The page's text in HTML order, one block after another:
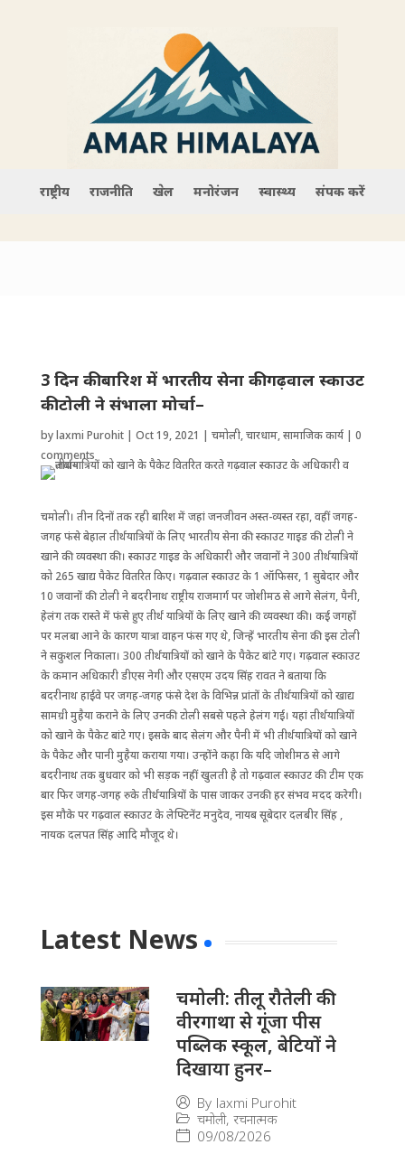
राष्ट्रीय राजनीति खेल मनोरंजन स्वास्थ्य संपर्क करें
3 दिन की बारिश में भारतीय सेना की गढ़वाल स्काउट
की टोली ने संभाला मोर्चा–
bylaxmi Purohit| Oct 19, 2021 | चमोली,चारधाम,सामाजिक कार्य| 0
comments
चमोली। तीन दिनों तक रही बारिश में जहां जनजीवन अस्त-व्यस्त रहा, वहीं जगह-
जगह फंसे बेहाल तीर्थयात्रियों के लिए भारतीय सेना की स्काउट गाइड की टोली ने
खाने की व्यवस्था की। स्काउट गाइड के अधिकारी और जवानों ने 300 तीर्थयात्रियों
को 265 खाद्य पैकेट वितरित किए। गढ़वाल स्काउट के 1 ऑफिसर, 1 सुबेदार और
10 जवानों की टोली ने बदरीनाथ राष्ट्रीय राजमार्ग पर जोशीमठ से आगे सेलंग, पैनी,
हेलंग तक रास्ते में फंसे हुए तीर्थ यात्रियों के लिए खाने की व्यवस्था की। कई जगहों
पर मलबा आने के कारण यात्रा वाहन फंस गए थे, जिन्हें भारतीय सेना की इस टोली
ने सकुशल निकाला। 300 तीर्थयात्रियों को खाने के पैकेट बांटे गए। गढ़वाल स्काउट
के कमान अधिकारी डीएस नेगी और एसएम उदय सिंह रावत ने बताया कि
बदरीनाथ हाईवे पर जगह-जगह फंसे देश के विभिन्न प्रांतों के तीर्थयात्रियों को खाद्य
सामग्री मुहैया कराने के लिए उनकी टोली सबसे पहले हेलंग गई। यहां तीर्थयात्रियों
को खाने के पैकेट बांटे गए। इसके बाद सेलंग और पैनी में भी तीर्थयात्रियों को खाने
के पैकेट और पानी मुहैया कराया गया। उन्होंने कहा कि यदि जोशीमठ से आगे
बदरीनाथ तक बुधवार को भी सड़क नहीं खुलती है तो गढ़वाल स्काउट की टीम एक
बार फिर जगह-जगह रुके तीर्थयात्रियों के पास जाकर उनकी हर संभव मदद करेगी।
इस मौके पर गढ़वाल स्काउट के लेफ्टिनेंट मनुदेव, नायब सूबेदार दलबीर सिंह ,
नायक दलपत सिंह आदि मौजूद थे।
Latest News
चमोली: तीलू रौतेली की
वीरगाथा से गूंजा पीस
पब्लिक स्कूल, बेटियों ने
दिखाया हुनर–
By laxmi Purohit
चमोली, रचनात्मक
09/08/2026